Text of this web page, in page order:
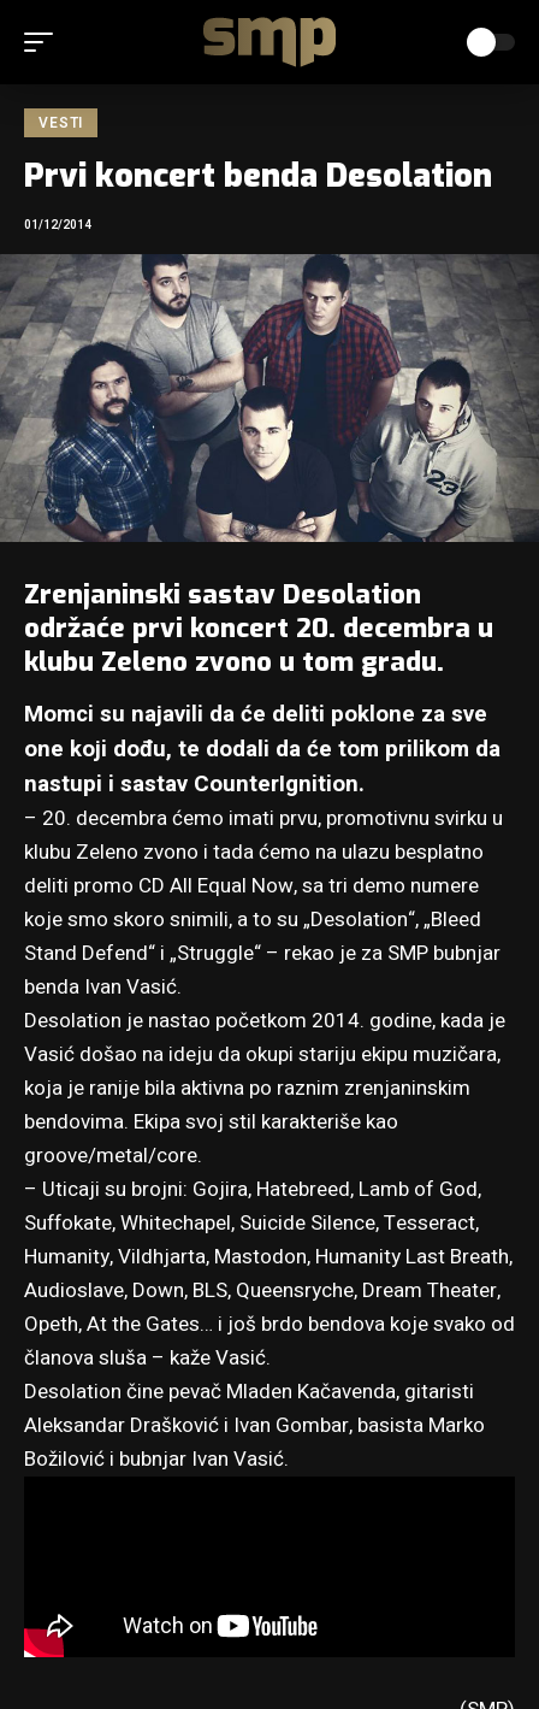
VESTI
Prvi koncert benda Desolation
01/12/2014
Zrenjaninski sastav Desolation
održaće prvi koncert 20. decembra u
klubu Zeleno zvono u tom gradu.
Momci su najavili da će deliti poklone za sve
one koji dođu, te dodali da će tom prilikom da
nastupi i sastav CounterIgnition.
– 20. decembra ćemo imati prvu, promotivnu svirku u
klubu Zeleno zvono i tada ćemo na ulazu besplatno
deliti promo CD All Equal Now, sa tri demo numere
koje smo skoro snimili, a to su „Desolation“, „Bleed
Stand Defend“ i „Struggle“ – rekao je za SMP bubnjar
benda Ivan Vasić.
Desolation je nastao početkom 2014. godine, kada je
Vasić došao na ideju da okupi stariju ekipu muzičara,
koja je ranije bila aktivna po raznim zrenjaninskim
bendovima. Ekipa svoj stil karakteriše kao
groove/metal/core.
– Uticaji su brojni: Gojira, Hatebreed, Lamb of God,
Suffokate, Whitechapel, Suicide Silence, Tesseract,
Humanity, Vildhjarta, Mastodon, Humanity Last Breath,
Audioslave, Down, BLS, Queensryche, Dream Theater,
Opeth, At the Gates… i još brdo bendova koje svako od
članova sluša – kaže Vasić.
Desolation čine pevač Mladen Kačavenda, gitaristi
Aleksandar Drašković i Ivan Gombar, basista Marko
Božilović i bubnjar Ivan Vasić.